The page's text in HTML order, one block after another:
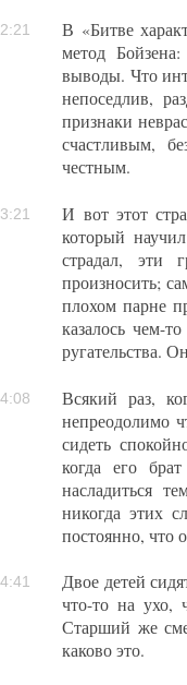
В «Битве
метод
выводы. Что
непоседлив,
признаки
счастливым,
честным.
И вот этот
который
страдал, эти
произносить;
плохом парне
казалось чем-
ругательства.
Всякий раз,
непреодолимо
сидеть
когда его
насладиться
никогда этих
постоянно, что
Двое детей
что-то на ухо,
Старший же
каково это.